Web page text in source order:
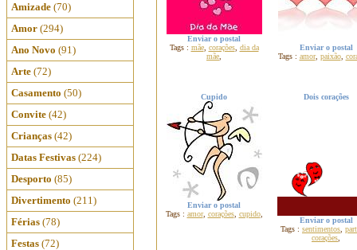
Amizade (70)
Amor (294)
Ano Novo (91)
Arte (72)
Casamento (50)
Convite (42)
Crianças (42)
Datas Festivas (224)
Desporto (85)
Divertimento (211)
Férias (78)
Festas (72)
Enviar o postal
Tags : mãe, corações, dia da
mãe
Enviar o postal
Tags : amor, paixão,
Cupido
Enviar o postal
Tags : amor, corações, cupido,
Dois corações
Enviar o postal
Tags : sentimentos
corações